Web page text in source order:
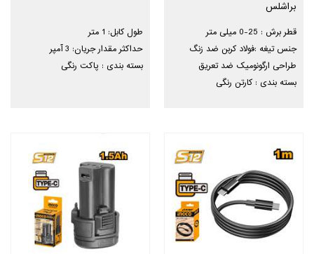
براشلس
قطر برش : 25-0 میلی متر
جنس تیغه :فولاد کربن ضد زنگ
طراحی ارگونومیک ضد تعریق
بسته بندی : کارتن رنگی
طول کابل: 1 متر
حداکثر مقدار جریان: 3 آمپر
بسته بندی : پاکت رنگی